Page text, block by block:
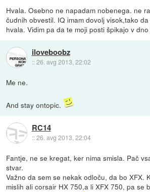
Hvala. Osebno ne napadam nobenega. ne
čudnih obvestil. IQ imam dovolj visok,tako
hvala. Vidim pa da te moji posti špikajo v
iloveboobz
::26. avg 2013, 22:02
Me ne.
And stay ontopic.
RC14
::26. avg 2013, 22:04
Fantje, ne se kregat, ker nima smisla. Pač
stvar.
Važno da sem se nekak odloču, da bo XFX.
mislih ali corsair HX 750,a li XFX 750, pa se